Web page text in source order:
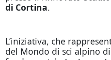
di Cortina.
L’iniziativa, che
del Mondo di sci alpino